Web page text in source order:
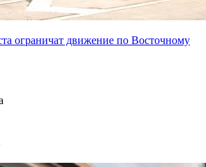
ограничат движение по Восточному